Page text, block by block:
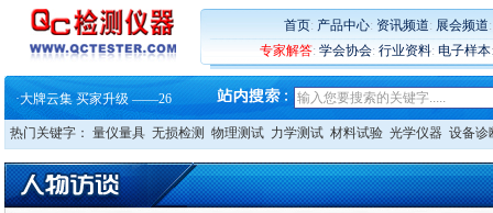
首页: 产品中心: 资讯频道: 展会频道
专家解答: 学会协会: 行业资料: 电子样本
铸就AI服务器质量动脉 – 高
铸就AI服务器质量动脉 – 高
ZEISS BOSELLO ADR 让内部缺
·蔡司和亿纬锂能达成战略合作
·大牌云集 买家升级 ——26
热门关键字： 量仪量具 无损检测 物理测试 力学测试 材料试验 光学仪器 设备诊